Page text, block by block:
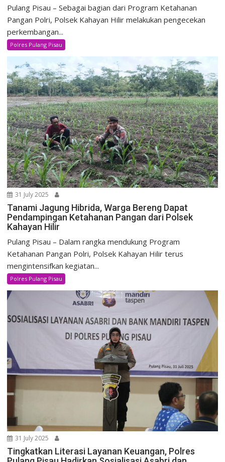
Pulang Pisau – Sebagai bagian dari Program Ketahanan
Pangan Polri, Polsek Kahayan Hilir melakukan pengecekan
perkembangan...
Polres Pulang Pisau
31 July 2025
Tanami Jagung Hibrida, Warga Bereng Dapat
Pendampingan Ketahanan Pangan dari Polsek
Kahayan Hilir
Pulang Pisau – Dalam rangka mendukung Program
Ketahanan Pangan Polri, Polsek Kahayan Hilir terus
mengintensifkan kegiatan...
Polres Pulang Pisau
31 July 2025
Tingkatkan Literasi Layanan Keuangan, Polres